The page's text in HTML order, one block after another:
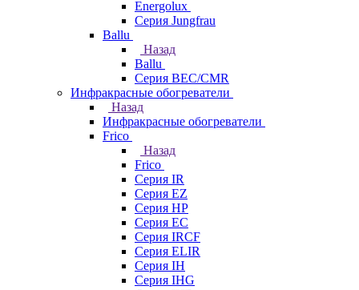
Energolux
Серия Jungfrau
Ballu
Назад
Ballu
Серия BEC/CMR
Инфракрасные обогреватели
Назад
Инфракрасные обогреватели
Frico
Назад
Frico
Серия IR
Серия EZ
Серия HP
Серия EC
Серия IRCF
Серия ELIR
Серия IH
Серия IHG